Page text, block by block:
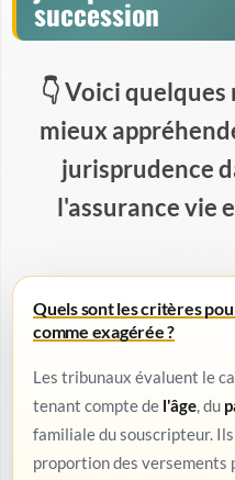
succession
Voici quelques
mieux
jurisprudence
l'assurance vie
Quels sont les critères
comme exagérée ?
Les tribunaux évaluent le
tenant compte de l'âge, du
familiale du souscripteur.
proportion des